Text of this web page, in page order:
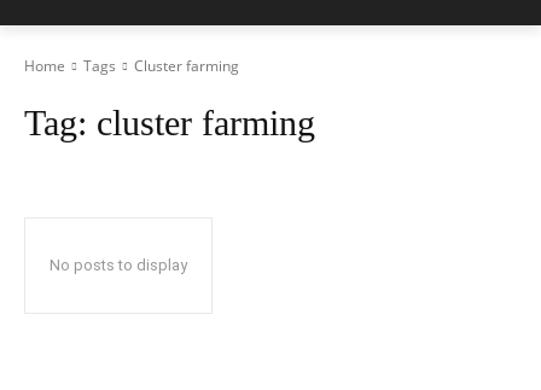
Home Tags Cluster farming
Tag: cluster farming
No posts to display